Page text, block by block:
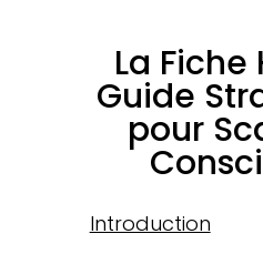
La Fiche
Guide
pour
Introduction